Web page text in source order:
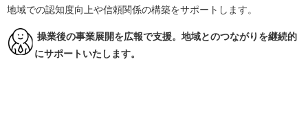
地域での認知度向上や信頼関係の構築をサポートします。
​​ 操業後の事業展開を広報で支援。地域とのつながりを継続的
にサポートいたします。